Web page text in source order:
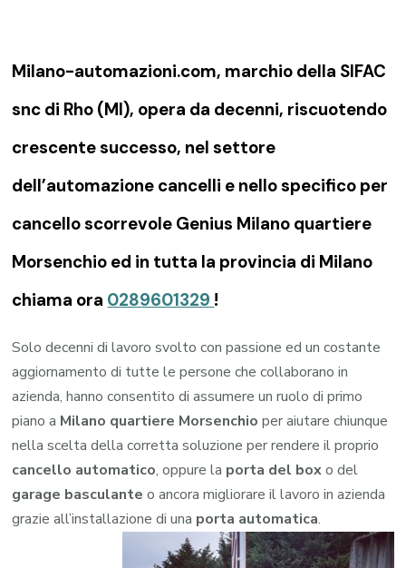
Milano-automazioni.com, marchio della SIFAC
snc di Rho (MI), opera da decenni, riscuotendo
crescente successo, nel settore
dell’automazione cancelli e nello specifico per
cancello scorrevole Genius Milano quartiere
Morsenchio ed in tutta la provincia di Milano
chiama ora 0289601329 !
Solo decenni di lavoro svolto con passione ed un costante
aggiornamento di tutte le persone che collaborano in
azienda, hanno consentito di assumere un ruolo di primo
piano a Milano quartiere Morsenchio per aiutare chiunque
nella scelta della corretta soluzione per rendere il proprio
cancello automatico, oppure la porta del boxo del
garage basculante o ancora migliorare il lavoro in azienda
grazie all’installazione di una porta automatica.